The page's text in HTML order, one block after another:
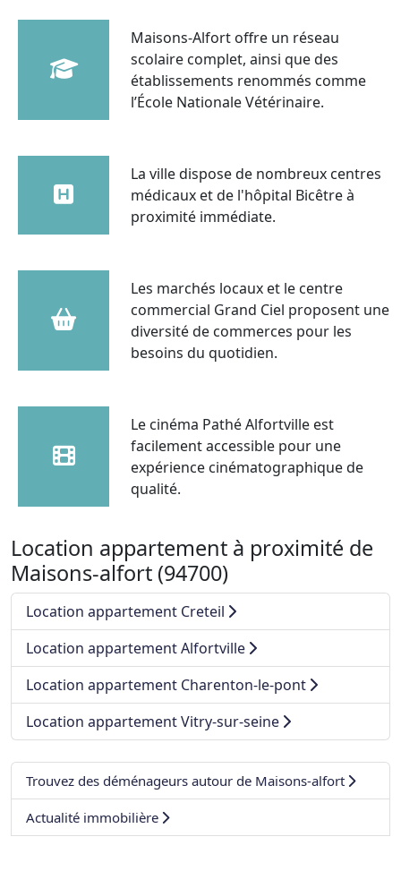
Maisons-Alfort offre un réseau
scolaire complet, ainsi que des
établissements renommés comme
l’École Nationale Vétérinaire.
La ville dispose de nombreux centres
médicaux et de l'hôpital Bicêtre à
proximité immédiate.
Les marchés locaux et le centre
commercial Grand Ciel proposent une
diversité de commerces pour les
besoins du quotidien.
Le cinéma Pathé Alfortville est
facilement accessible pour une
expérience cinématographique de
qualité.
Location appartement à proximité de
Maisons-alfort (94700)
Location appartement Creteil
Location appartement Alfortville
Location appartement Charenton-le-pont
Location appartement Vitry-sur-seine
Trouvez des déménageurs autour de Maisons-alfort
Actualité immobilière